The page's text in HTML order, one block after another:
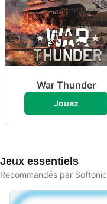
War Thunder
Jouez
Jeux essentiels
Recommandés par Softonic